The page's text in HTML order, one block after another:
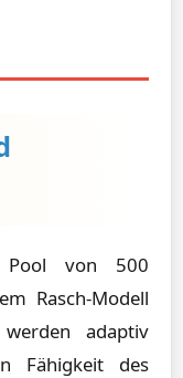
Pool von 500
Rasch-Modell
adaptiv
Fähigkeit des